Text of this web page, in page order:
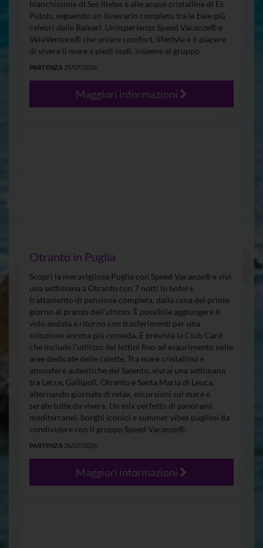
bianchissime di Ses Illetes e alle acque cristalline di Es
Pujols, seguendo un itinerario completo tra le baie più
celebri delle Baleari. Un’esperienza Speed Vacanze® e
VelaVenture® che unisce comfort, lifestyle e il piacere
di vivere il mare a piedi nudi, insieme al gruppo.
PARTENZA 25/07/2026
Maggiori informazioni
Otranto in Puglia
Scopri la meravigliosa Puglia con Speed Vacanze® e vivi
una settimana a Otranto con 7 notti in hotel e
trattamento di pensione completa, dalla cena del primo
giorno al pranzo dell’ultimo. È possibile aggiungere il
volo andata e ritorno con trasferimenti per una
soluzione ancora più comoda. È prevista la Club Card
che include l’utilizzo dei lettini fino ad esaurimento nelle
aree dedicate delle calette. Tra mare cristallino e
atmosfere autentiche del Salento, vivrai una settimana
tra Lecce, Gallipoli, Otranto e Santa Maria di Leuca,
alternando giornate di relax, escursioni sul mare e
serate tutte da vivere. Un mix perfetto di panorami
mediterranei, borghi iconici e summer vibes pugliesi da
condividere con il gruppo Speed Vacanze®.
PARTENZA 26/07/2026
Maggiori informazioni